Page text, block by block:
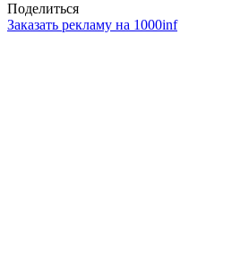
Поделиться
Заказать рекламу на 1000inf